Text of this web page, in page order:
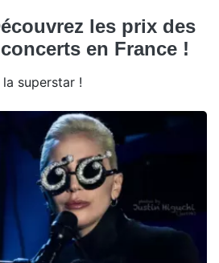
les prix des
en France !
superstar !